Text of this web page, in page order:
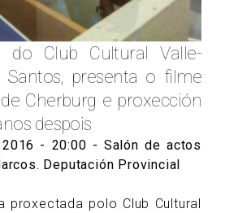
do Club Cultural Valle-
Santos, presenta o filme
Cherburg e proxección
despois
- 20:00 - Salón de actos
Deputación Provincial
proxectada polo Club Cultural